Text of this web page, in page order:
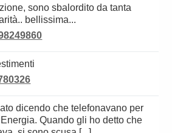
bellissima...
Quando gli ho detto che